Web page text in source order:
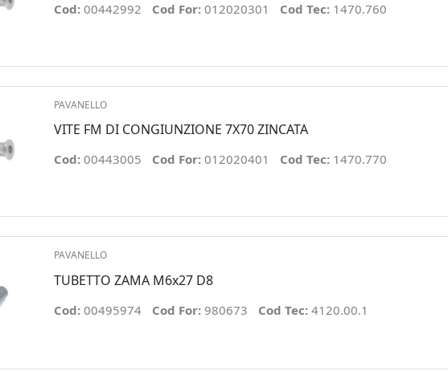
Cod: 00442992 Cod For: 012020301 Cod Tec: 1470.760
PAVANELLO
VITE FM DI CONGIUNZIONE 7X70 ZINCATA
Cod: 00443005 Cod For: 012020401 Cod Tec: 1470.770
PAVANELLO
TUBETTO ZAMA M6x27 D8
Cod: 00495974 Cod For: 980673 Cod Tec: 4120.00.1